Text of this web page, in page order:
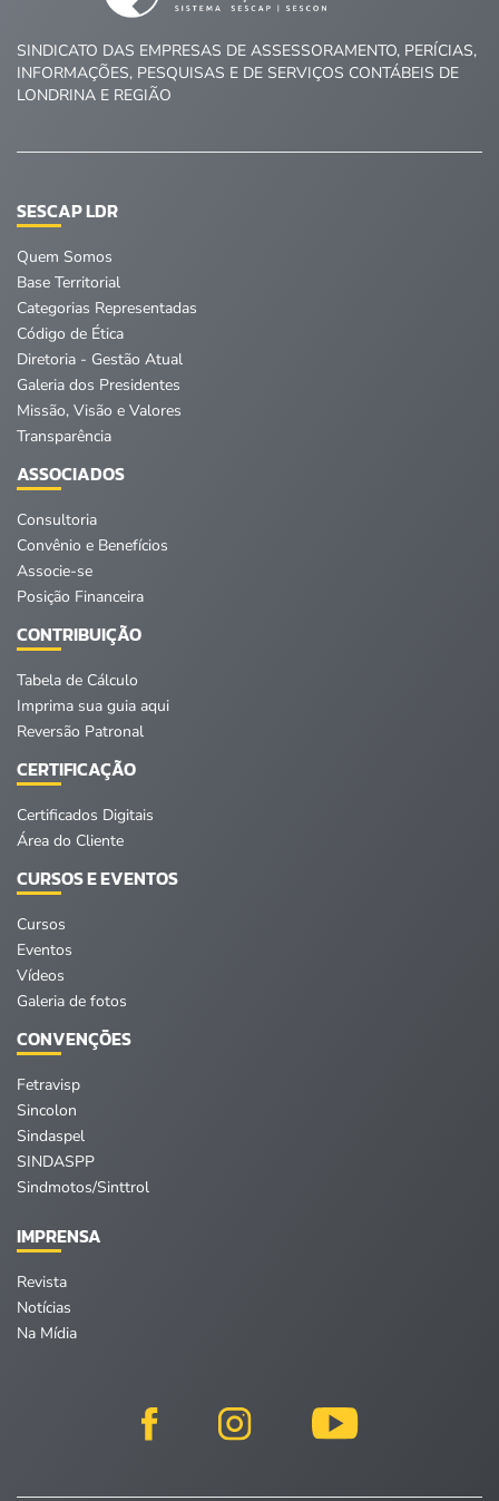
SINDICATO DAS EMPRESAS DE ASSESSORAMENTO, PERÍCIAS,
INFORMAÇÕES, PESQUISAS E DE SERVIÇOS CONTÁBEIS DE
LONDRINA E REGIÃO
SESCAP LDR
Quem Somos
Base Territorial
Categorias Representadas
Código de Ética
Diretoria - Gestão Atual
Galeria dos Presidentes
Missão, Visão e Valores
Transparência
ASSOCIADOS
Consultoria
Convênio e Benefícios
Associe-se
Posição Financeira
CONTRIBUIÇÃO
Tabela de Cálculo
Imprima sua guia aqui
Reversão Patronal
CERTIFICAÇÃO
Certificados Digitais
Área do Cliente
CURSOS E EVENTOS
Cursos
Eventos
Vídeos
Galeria de fotos
CONVENÇÕES
Fetravisp
Sincolon
Sindaspel
SINDASPP
Sindmotos/Sinttrol
IMPRENSA
Revista
Notícias
Na Mídia